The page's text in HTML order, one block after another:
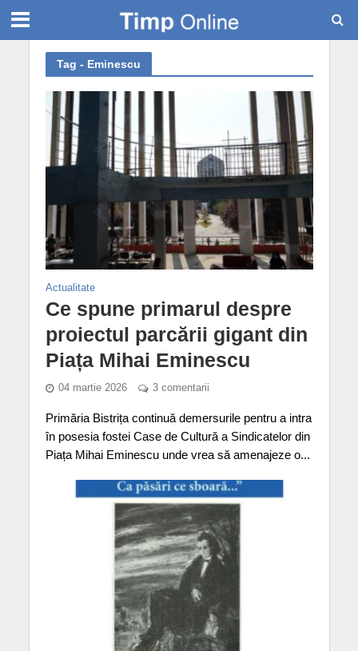
Tag - Eminescu
Actualitate
Ce spune primarul despre
proiectul parcării gigant din
Piața Mihai Eminescu
04 martie 2026 3 comentarii
Primăria Bistrița continuă demersurile pentru a intra
în posesia fostei Case de Cultură a Sindicatelor din
Piața Mihai Eminescu unde vrea să amenajeze o...